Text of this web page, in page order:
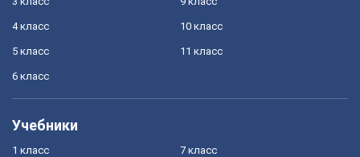
4 класс
5 класс
6 класс
10 класс
11 класс
Учебники
1 класс 7 класс